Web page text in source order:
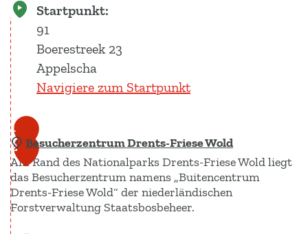
Startpunkt:
91
Boerestreek 23
Appelscha
Navigiere zum Startpunkt
1
2 Besucherzentrum Drents-Friese Wold
Am Rand des Nationalparks Drents-Friese Wold liegt
das Besucherzentrum namens „Buitencentrum
Drents-Friese Wold“ der niederländischen
Forstverwaltung Staatsbosbeheer.